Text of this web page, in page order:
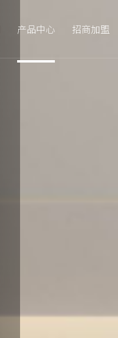
产品中心 招商加盟